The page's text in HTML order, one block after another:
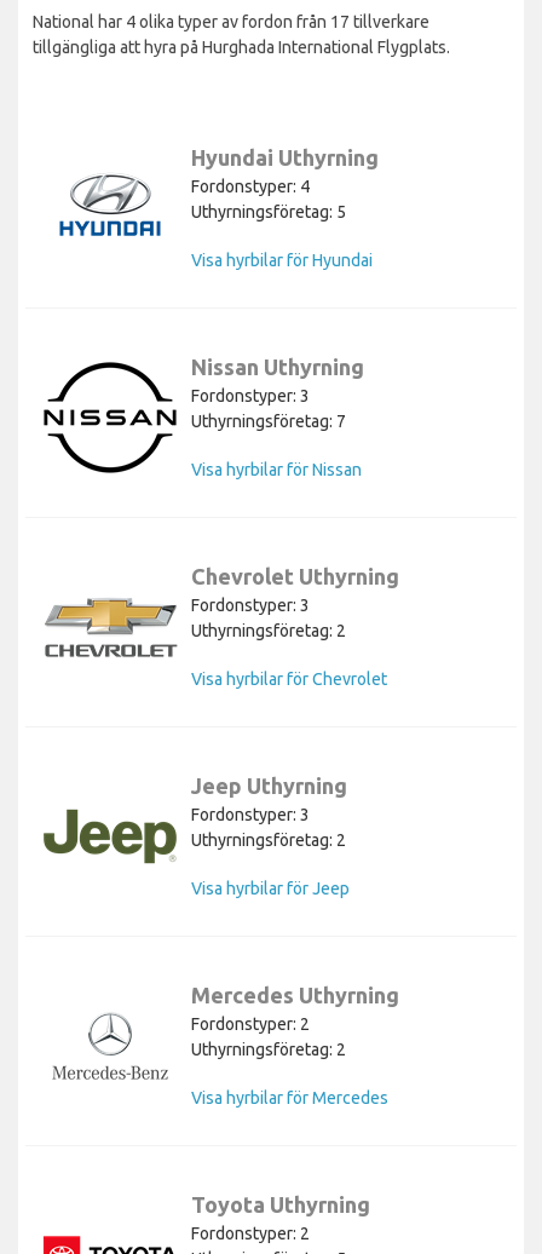
National har 4 olika typer av fordon från 17 tillverkare
tillgängliga att hyra på Hurghada International Flygplats.
Hyundai Uthyrning
Fordonstyper: 4
Uthyrningsföretag: 5
Visa hyrbilar för Hyundai
Nissan Uthyrning
Fordonstyper: 3
Uthyrningsföretag: 7
Visa hyrbilar för Nissan
Chevrolet Uthyrning
Fordonstyper: 3
Uthyrningsföretag: 2
Visa hyrbilar för Chevrolet
Jeep Uthyrning
Fordonstyper: 3
Uthyrningsföretag: 2
Visa hyrbilar för Jeep
Mercedes Uthyrning
Fordonstyper: 2
Uthyrningsföretag: 2
Visa hyrbilar för Mercedes
Toyota Uthyrning
Fordonstyper: 2